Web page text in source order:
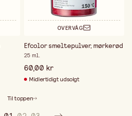
OVERVÅG
Efcolor smeltepulver, mørkerød
25 ml.
60,00 kr
Midlertidigt udsolgt
Til toppen